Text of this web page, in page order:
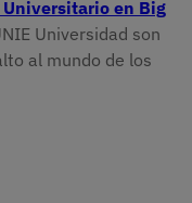
Universitario en Big
Universidad son
al mundo de los